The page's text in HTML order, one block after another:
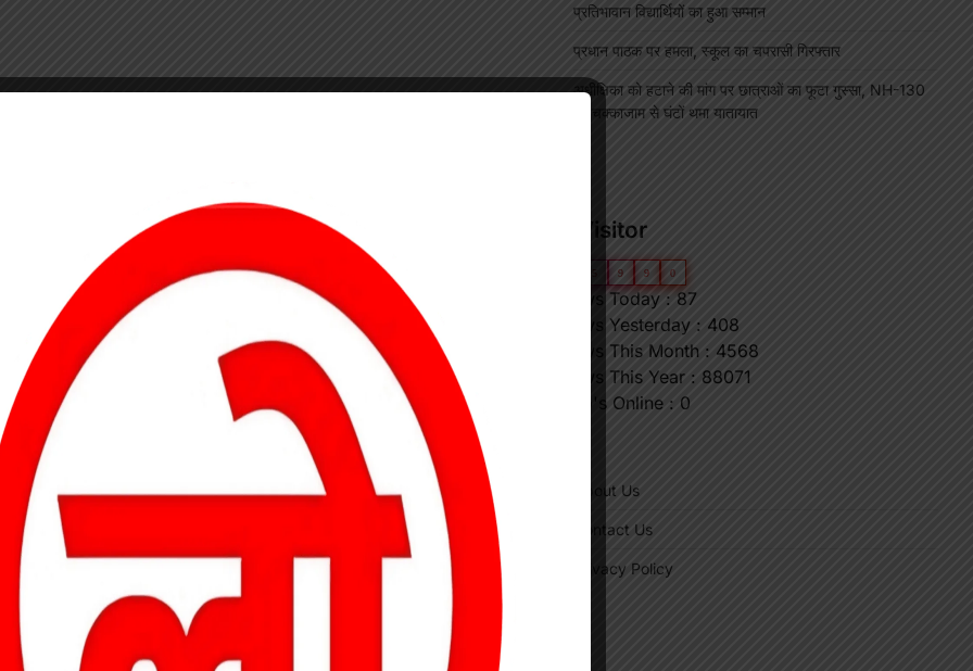
संचालनालय पहुँचे और मुख्यमंत्री व शिक्षा मंत्री के नाम ज्ञापन सौंपा।
उल्लंघन और सुनवाई के अभाव का मुद्दा उठाते हुए तत्काल समाधान की मांग
में उतरे और लिखित समर्थन पत्र सौंपे।
ने चेतावनी दी कि यदि वेतन आहरण बहाली, वरिष्ठता पुनर्स्थापना व
प्रतिभावान विद्यार्थियों का हुआ सम्मान
प्रधान पाठक पर हमला, स्कूल का चपरासी गिरफ्तार
अधीक्षिका को हटाने की मांग पर छात्राओं का फूटा गुस्सा, NH-130
पर चक्काजाम से घंटों थमा यातायात
Our Visitor
9 9 0
Views Today : 87
Views Yesterday : 408
Views This Month : 4568
Views This Year : 88071
Who's Online : 0
About Us
Contact Us
Privacy Policy